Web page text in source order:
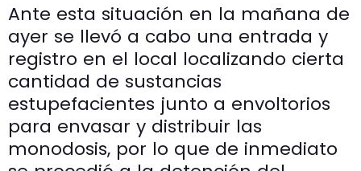
Ante esta situación en la mañana de
ayer se llevó a cabo una entrada y
registro en el local localizando cierta
cantidad de sustancias
estupefacientes junto a envoltorios
para envasar y distribuir las
monodosis, por lo que de inmediato